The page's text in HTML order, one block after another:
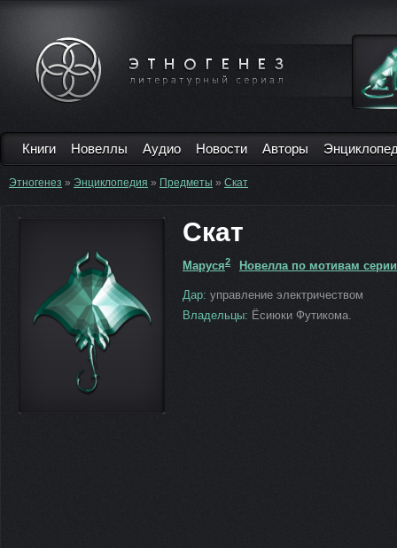
Книги Новеллы Аудио Новости Авторы
Этногенез » Энциклопедия » Предметы » Скат
Скат
Маруся2 Новелла по мотивам
Дар: управление электричеством
Владельцы: Ёсиюки Футикома.